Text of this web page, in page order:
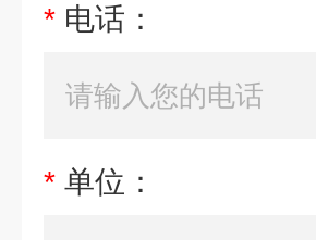
* 电话：
* 单位：